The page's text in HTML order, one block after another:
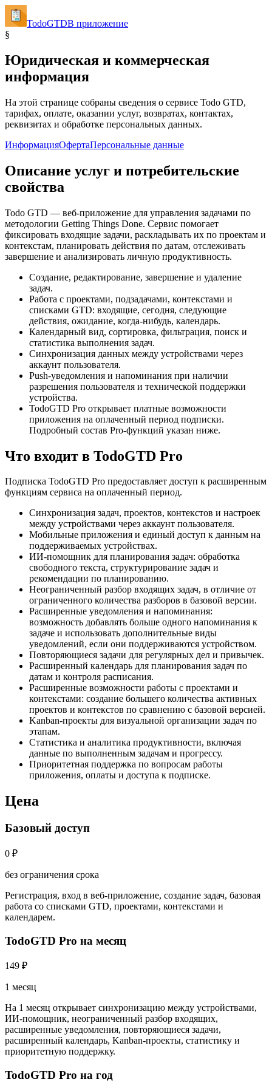
TodoGTDВ приложение
§
Юридическая и коммерческая
информация
На этой странице собраны сведения о сервисе Todo GTD,
тарифах, оплате, оказании услуг, возвратах, контактах,
реквизитах и обработке персональных данных.
ИнформацияОфертаПерсональные данные
Описание услуг и потребительские
свойства
Todo GTD — веб-приложение для управления задачами по
методологии Getting Things Done. Сервис помогает
фиксировать входящие задачи, раскладывать их по проектам и
контекстам, планировать действия по датам, отслеживать
завершение и анализировать личную продуктивность.
Создание, редактирование, завершение и удаление
задач.
Работа с проектами, подзадачами, контекстами и
списками GTD: входящие, сегодня, следующие
действия, ожидание, когда-нибудь, календарь.
Календарный вид, сортировка, фильтрация, поиск и
статистика выполнения задач.
Синхронизация данных между устройствами через
аккаунт пользователя.
Push-уведомления и напоминания при наличии
разрешения пользователя и технической поддержки
устройства.
TodoGTD Pro открывает платные возможности
приложения на оплаченный период подписки.
Подробный состав Pro-функций указан ниже.
Что входит в TodoGTD Pro
Подписка TodoGTD Pro предоставляет доступ к расширенным
функциям сервиса на оплаченный период.
Синхронизация задач, проектов, контекстов и настроек
между устройствами через аккаунт пользователя.
Мобильные приложения и единый доступ к данным на
поддерживаемых устройствах.
ИИ-помощник для планирования задач: обработка
свободного текста, структурирование задач и
рекомендации по планированию.
Неограниченный разбор входящих задач, в отличие от
ограниченного количества разборов в базовой версии.
Расширенные уведомления и напоминания:
возможность добавлять больше одного напоминания к
задаче и использовать дополнительные виды
уведомлений, если они поддерживаются устройством.
Повторяющиеся задачи для регулярных дел и привычек.
Расширенный календарь для планирования задач по
датам и контроля расписания.
Расширенные возможности работы с проектами и
контекстами: создание большего количества активных
проектов и контекстов по сравнению с базовой версией.
Kanban-проекты для визуальной организации задач по
этапам.
Статистика и аналитика продуктивности, включая
данные по выполненным задачам и прогрессу.
Приоритетная поддержка по вопросам работы
приложения, оплаты и доступа к подписке.
Цена
Базовый доступ
0 ₽
без ограничения срока
Регистрация, вход в веб-приложение, создание задач, базовая
работа со списками GTD, проектами, контекстами и
календарем.
TodoGTD Pro на месяц
149 ₽
1 месяц
На 1 месяц открывает синхронизацию между устройствами,
ИИ-помощник, неограниченный разбор входящих,
расширенные уведомления, повторяющиеся задачи,
расширенный календарь, Kanban-проекты, статистику и
приоритетную поддержку.
TodoGTD Pro на год